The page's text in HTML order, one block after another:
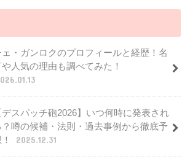
ェ・ガンロクのプロフィールと経歴！名
や人気の理由も調べてみた！
デスパッチ砲2026】いつ何時に発表され
？噂の候補・法則・過去事例から徹底予
2025.12.31